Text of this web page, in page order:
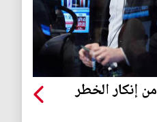
إنكار الخطر